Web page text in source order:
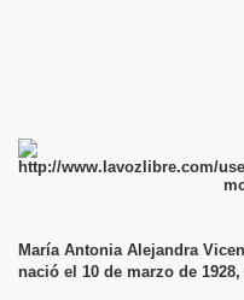
María Antonia Alejandra
nació el 10 de marzo de